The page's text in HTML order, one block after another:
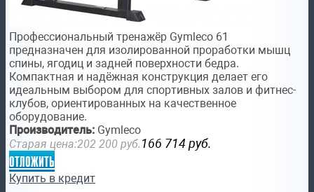
Профессиональный тренажёр Gymleco 61
предназначен для изолированной проработки мышц
спины, ягодиц и задней поверхности бедра.
Компактная и надёжная конструкция делает его
идеальным выбором для спортивных залов и фитнес-
клубов, ориентированных на качественное
оборудование.
Производитель: Gymleco
Старая цена:202 200 руб. 166 714 руб.
отложить
Купить в кредит